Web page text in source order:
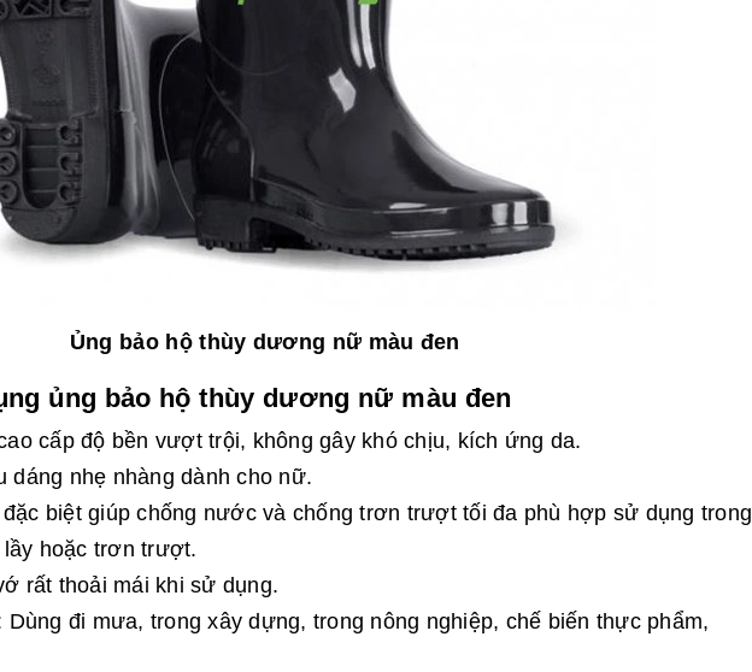
Ủng bảo hộ thùy dương nữ màu đen
ủng bảo hộ thùy dương nữ màu đen
cấp độ bền vượt trội, không gây khó chịu, kích ứng da.
dáng nhẹ nhàng dành cho nữ.
biệt giúp chống nước và chống trơn trượt tối đa phù hợp sử dụng trong
hoặc trơn trượt.
rất thoải mái khi sử dụng.
đi mưa, trong xây dựng, trong nông nghiệp, chế biến thực phẩm,